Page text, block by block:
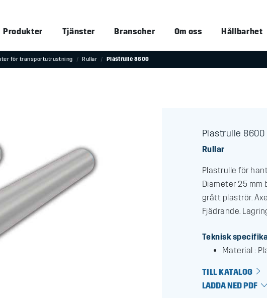
Produkter Tjänster Branscher Om oss Hållbarhet
för transportutrustning Rullar Plastrulle 8600
Plastrulle 8600
Rullar
Plastrulle för
Diameter 25
grått plaströr.
Fjädrande.
Teknisk
Material :
TILL KATALOG
LADDA NED PDF